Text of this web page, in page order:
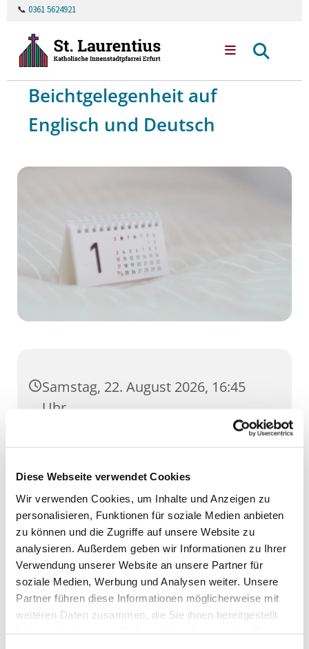
Diese Webseite verwendet Cookies
Wir verwenden Cookies, um Inhalte und Anzeigen zu
personalisieren, Funktionen für soziale Medien anbieten
zu können und die Zugriffe auf unsere Website zu
analysieren. Außerdem geben wir Informationen zu Ihrer
Verwendung unserer Website an unsere Partner für
soziale Medien, Werbung und Analysen weiter. Unsere
Partner führen diese Informationen möglicherweise mit
weiteren Daten zusammen, die Sie ihnen bereitgestellt
📞 0361 5624921
Beichtgelegenheit auf
Englisch und Deutsch
Samstag, 22. August 2026, 16:45
Uhr
Dom, Domstufen 1, 99084 Erfurt